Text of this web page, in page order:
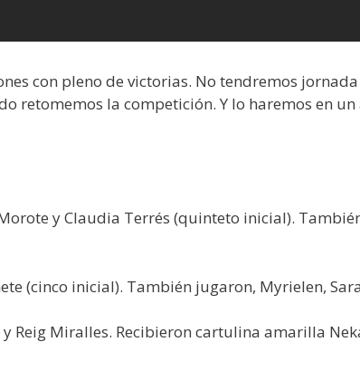
con pleno de victorias. No tendremos
retomemos la competición. Y lo haremos en
y Claudia Terrés (quinteto inicial).
(cinco inicial). También jugaron, Myrielen,
Reig Miralles. Recibieron cartulina amarilla